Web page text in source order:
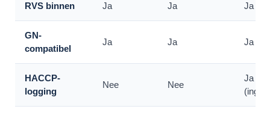
RVS binnen Ja Ja Ja
GN-
compatibel
Ja Ja Ja
HACCP-
logging
Nee Nee
Ja